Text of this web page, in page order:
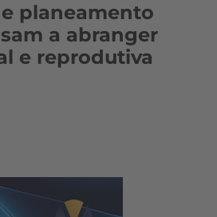
planeamento
a abranger
e reprodutiva